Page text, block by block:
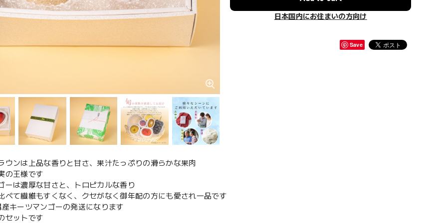
日本国内にお住まいの方向け
Save
ウンは上品な香りと甘さ、果汁たっぷりの滑らかな果肉
の王様です
ーは濃厚な甘さと、トロピカルな香り
べて繊維もすくなく、クセがなく御年配の方にも愛され一品です
キーツマンゴーの発送になります
セットです